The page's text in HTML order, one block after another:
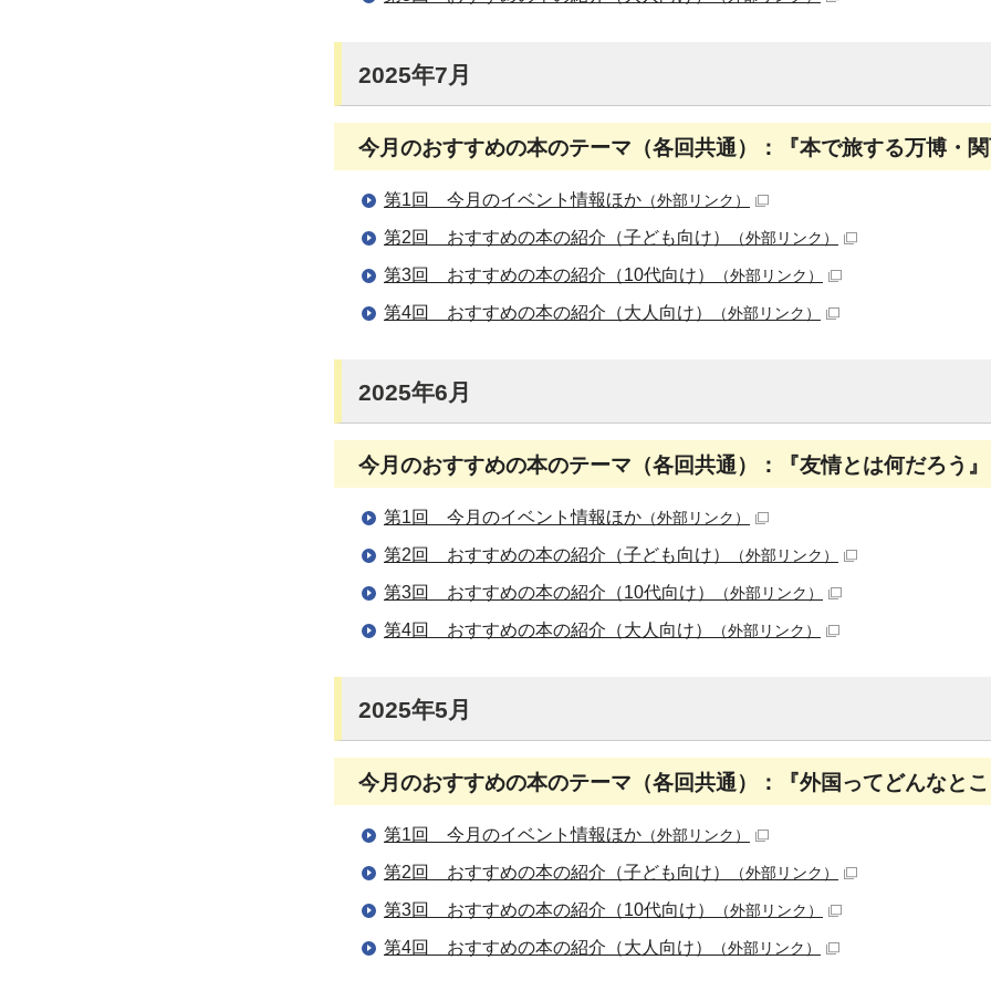
2025年7月
今月のおすすめの本のテーマ（各回共通）：『本で旅する万博・
第1回 今月のイベント情報ほか （外部リンク）
第2回 おすすめの本の紹介（子ども向け） （外部リンク）
第3回 おすすめの本の紹介（10代向け） （外部リンク）
第4回 おすすめの本の紹介（大人向け） （外部リンク）
2025年6月
今月のおすすめの本のテーマ（各回共通）：『友情とは何だろう』
第1回 今月のイベント情報ほか （外部リンク）
第2回 おすすめの本の紹介（子ども向け） （外部リンク）
第3回 おすすめの本の紹介（10代向け） （外部リンク）
第4回 おすすめの本の紹介（大人向け） （外部リンク）
2025年5月
今月のおすすめの本のテーマ（各回共通）：『外国ってどんなと
第1回 今月のイベント情報ほか （外部リンク）
第2回 おすすめの本の紹介（子ども向け） （外部リンク）
第3回 おすすめの本の紹介（10代向け） （外部リンク）
第4回 おすすめの本の紹介（大人向け） （外部リンク）